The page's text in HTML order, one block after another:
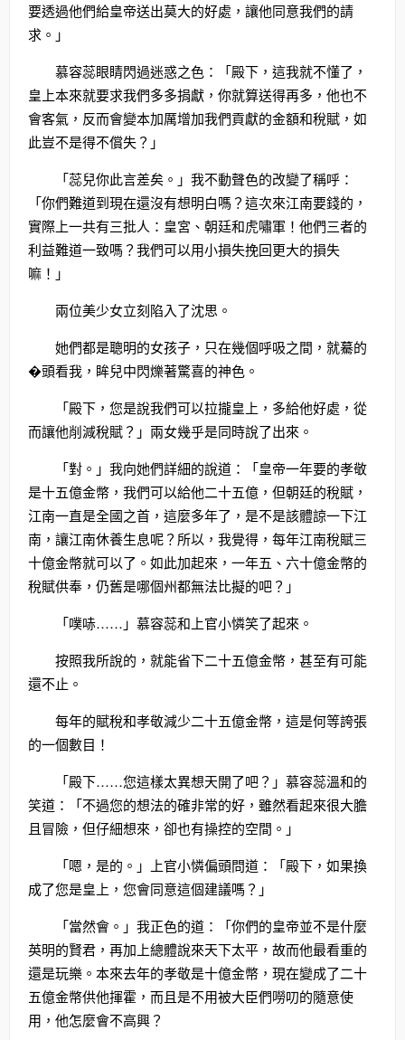
要透過他們給皇帝送出莫大的好處，讓他同意我們的請
求。」
慕容蕊眼睛閃過迷惑之色：「殿下，這我就不懂了，
皇上本來就要求我們多多捐獻，你就算送得再多，他也不
會客氣，反而會變本加厲增加我們貢獻的金額和稅賦，如
此豈不是得不償失？」
「蕊兒你此言差矣。」我不動聲色的改變了稱呼：
「你們難道到現在還沒有想明白嗎？這次來江南要錢的，
實際上一共有三批人：皇宮、朝廷和虎嘯軍！他們三者的
利益難道一致嗎？我們可以用小損失挽回更大的損失
嘛！」
兩位美少女立刻陷入了沈思。
她們都是聰明的女孩子，只在幾個呼吸之間，就驀的
�頭看我，眸兒中閃爍著驚喜的神色。
「殿下，您是說我們可以拉攏皇上，多給他好處，從
而讓他削減稅賦？」兩女幾乎是同時說了出來。
「對。」我向她們詳細的說道：「皇帝一年要的孝敬
是十五億金幣，我們可以給他二十五億，但朝廷的稅賦，
江南一直是全國之首，這麼多年了，是不是該體諒一下江
南，讓江南休養生息呢？所以，我覺得，每年江南稅賦三
十億金幣就可以了。如此加起來，一年五、六十億金幣的
稅賦供奉，仍舊是哪個州都無法比擬的吧？」
「噗哧……」慕容蕊和上官小憐笑了起來。
按照我所說的，就能省下二十五億金幣，甚至有可能
還不止。
每年的賦稅和孝敬減少二十五億金幣，這是何等誇張
的一個數目！
「殿下……您這樣太異想天開了吧？」慕容蕊溫和的
笑道：「不過您的想法的確非常的好，雖然看起來很大膽
且冒險，但仔細想來，卻也有操控的空間。」
「嗯，是的。」上官小憐偏頭問道：「殿下，如果換
成了您是皇上，您會同意這個建議嗎？」
「當然會。」我正色的道：「你們的皇帝並不是什麼
英明的賢君，再加上總體說來天下太平，故而他最看重的
還是玩樂。本來去年的孝敬是十億金幣，現在變成了二十
五億金幣供他揮霍，而且是不用被大臣們嘮叨的隨意使
用，他怎麼會不高興？